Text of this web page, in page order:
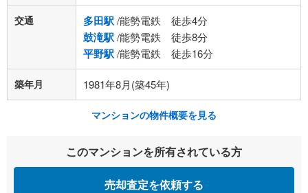
交通 多田駅/能勢電鉄 徒歩4分
鼓滝駅/能勢電鉄 徒歩8分
平野駅/能勢電鉄 徒歩16分
築年月 1981年8月(築45年)
マンションの物件概要を見る
このマンションを所有されている方
売却査定を依頼する